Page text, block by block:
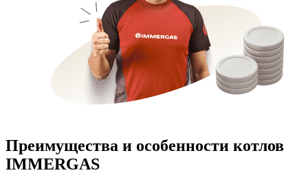
Преимущества и особенности котлов
IMMERGAS